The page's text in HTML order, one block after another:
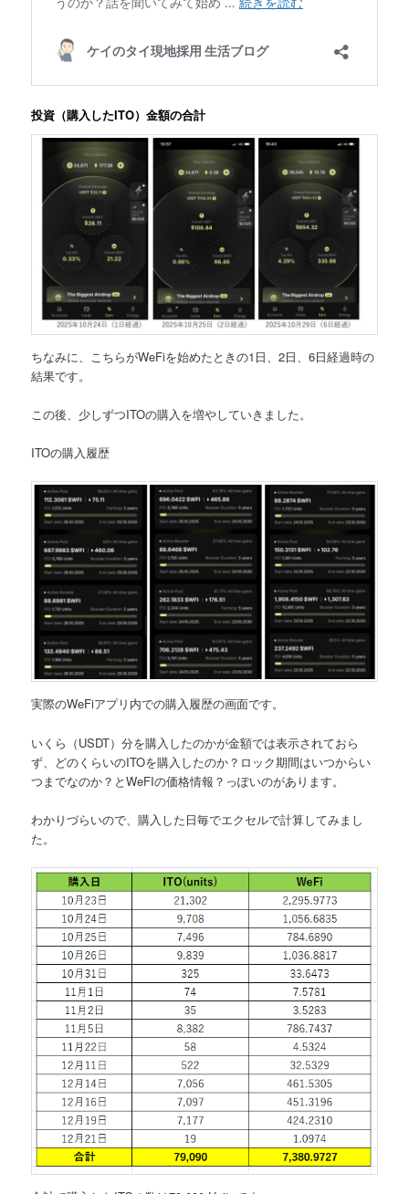
投資（購入したITO）金額の合計
ちなみに、こちらがWeFiを始めたときの1日、2日、6日経過時の
結果です。
この後、少しずつITOの購入を増やしていきました。
ITOの購入履歴
実際のWeFiアプリ内での購入履歴の画面です。
いくら（USDT）分を購入したのかが金額では表示されておら
ず、どのくらいのITOを購入したのか？ロック期間はいつからい
つまでなのか？とWeFIの価格情報？っぽいのがあります。
わかりづらいので、購入した日毎でエクセルで計算してみまし
た。